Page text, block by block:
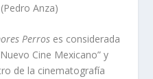
Anza)
Perros es considerada
Cine Mexicano” y
de la cinematografía